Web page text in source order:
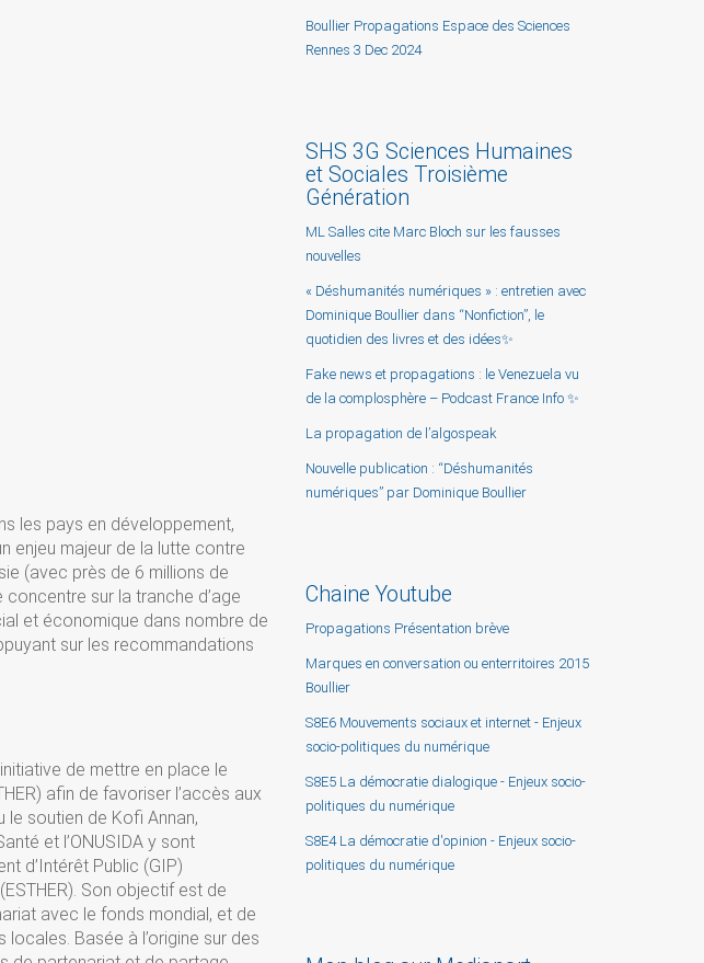
les pays en développement,
enjeu majeur de la lutte contre
(avec près de 6 millions de
sur la tranche d’age
et économique dans nombre de
sur les recommandations
de mettre en place le
afin de favoriser l’accès aux
soutien de Kofi Annan,
et l’ONUSIDA y sont
d’Intérêt Public (GIP)
Son objectif est de
avec le fonds mondial, et de
Basée à l’origine sur des
Boullier Propagations Espace des Sciences
Rennes 3 Dec 2024
SHS 3G Sciences Humaines
et Sociales Troisième
Génération
ML Salles cite Marc Bloch sur les fausses
nouvelles
« Déshumanités numériques » : entretien avec
Dominique Boullier dans “Nonfiction”, le
quotidien des livres et des idées✨
Fake news et propagations : le Venezuela vu
de la complosphère – Podcast France Info ✨
La propagation de l’algospeak
Nouvelle publication : “Déshumanités
numériques” par Dominique Boullier
Chaine Youtube
Propagations Présentation brève
Marques en conversation ou enterritoires 2015
Boullier
S8E6 Mouvements sociaux et internet - Enjeux
socio-politiques du numérique
S8E5 La démocratie dialogique - Enjeux socio-
politiques du numérique
S8E4 La démocratie d'opinion - Enjeux socio-
politiques du numérique